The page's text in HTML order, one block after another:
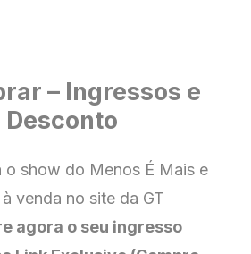
– Ingressos e
o show do Menos É Mais e
venda no site da GT
agora o seu ingresso